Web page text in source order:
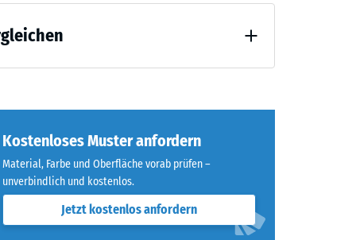
(BS 7188)
Kostenloses Muster anfordern
Material, Farbe und Oberfläche vorab prüfen –
unverbindlich und kostenlos.
Jetzt kostenlos anfordern